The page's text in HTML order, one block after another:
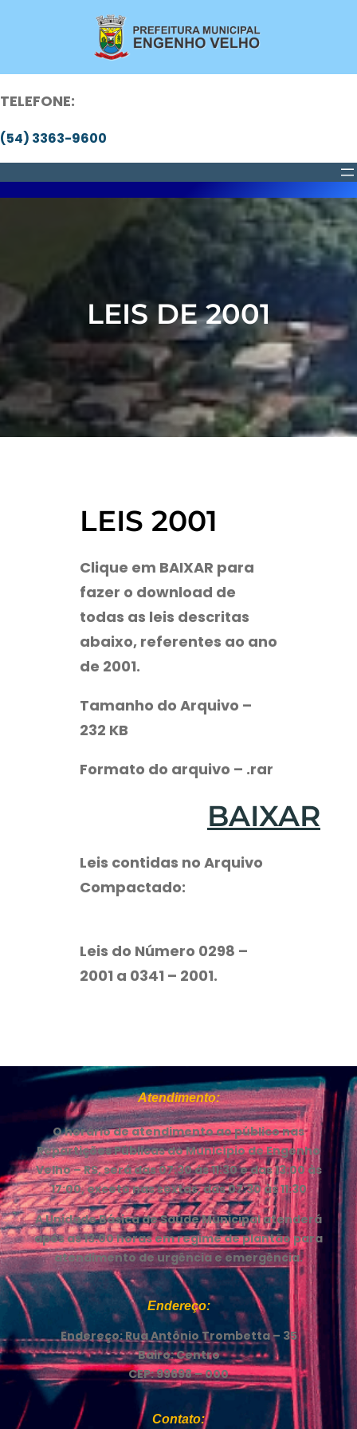
TELEFONE:
(54) 3363-9600
LEIS DE 2001
LEIS 2001
Clique em BAIXAR para
fazer o download de
todas as leis descritas
abaixo, referentes ao ano
de 2001.
Tamanho do Arquivo –
232 KB
Formato do arquivo – .rar
BAIXAR
Leis contidas no Arquivo
Compactado:
Leis do Número 0298 –
2001 a 0341 – 2001.
Atendimento:
O horário de atendimento ao público nas
Repartições Públicas do Município de Engenho
Velho – RS, será das 07:30 ás 11:30 e das 13:00 às
17:00, exceto nas sextas, das 07:30 às 11:30
A Unidade Básica de Saúde Municipal atenderá
após as 13:00 horas em regime de plantão para
atendimento de urgência e emergência.
Endereço:
Endereço: Rua Antônio Trombetta – 35
Bairo: Centro
CEP: 99698 – 000
Contato: